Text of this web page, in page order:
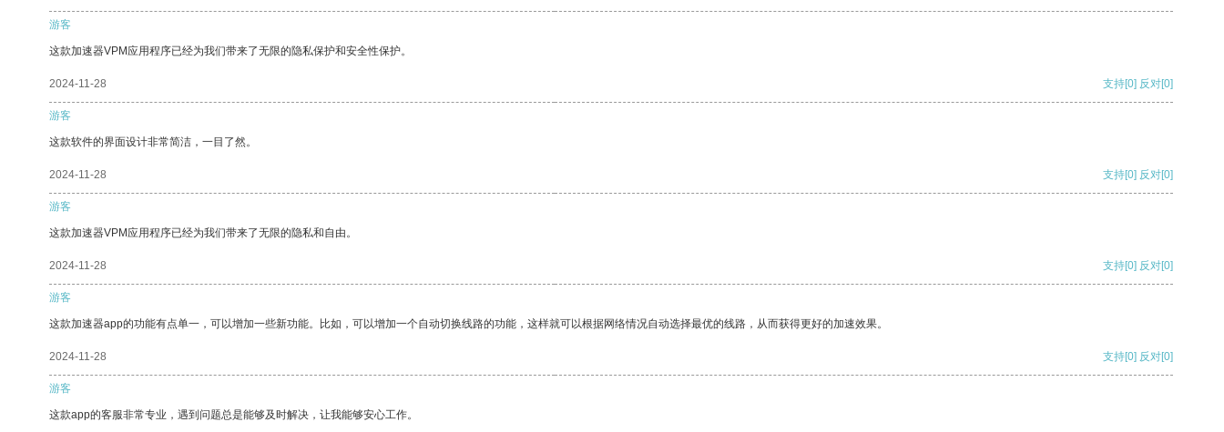
游客
这款加速器VPM应用程序已经为我们带来了无限的隐私保护和安全性保护。
2024-11-28 支持[0] 反对[0]
游客
这款软件的界面设计非常简洁，一目了然。
2024-11-28 支持[0] 反对[0]
游客
这款加速器VPM应用程序已经为我们带来了无限的隐私和自由。
2024-11-28 支持[0] 反对[0]
游客
这款加速器app的功能有点单一，可以增加一些新功能。比如，可以增加一个自动切换线路的功能，这样就可以根据网络情况自动选择最优的线路，从而获得更好的加速效果。
2024-11-28 支持[0] 反对[0]
游客
这款app的客服非常专业，遇到问题总是能够及时解决，让我能够安心工作。